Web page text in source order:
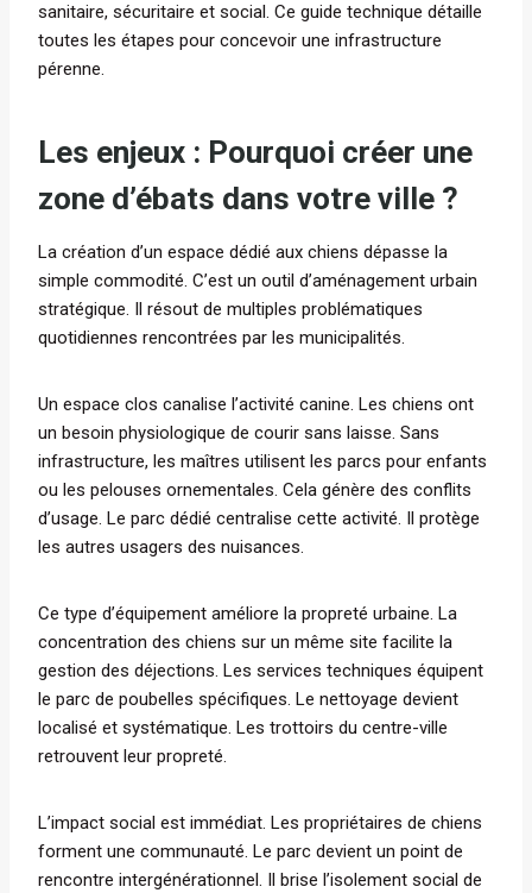
sanitaire, sécuritaire et social. Ce guide technique détaille
toutes les étapes pour concevoir une infrastructure
pérenne.
Les enjeux : Pourquoi créer une
zone d’ébats dans votre ville ?
La création d’un espace dédié aux chiens dépasse la
simple commodité. C’est un outil d’aménagement urbain
stratégique. Il résout de multiples problématiques
quotidiennes rencontrées par les municipalités.
Un espace clos canalise l’activité canine. Les chiens ont
un besoin physiologique de courir sans laisse. Sans
infrastructure, les maîtres utilisent les parcs pour enfants
ou les pelouses ornementales. Cela génère des conflits
d’usage. Le parc dédié centralise cette activité. Il protège
les autres usagers des nuisances.
Ce type d’équipement améliore la propreté urbaine. La
concentration des chiens sur un même site facilite la
gestion des déjections. Les services techniques équipent
le parc de poubelles spécifiques. Le nettoyage devient
localisé et systématique. Les trottoirs du centre-ville
retrouvent leur propreté.
L’impact social est immédiat. Les propriétaires de chiens
forment une communauté. Le parc devient un point de
rencontre intergénérationnel. Il brise l’isolement social de